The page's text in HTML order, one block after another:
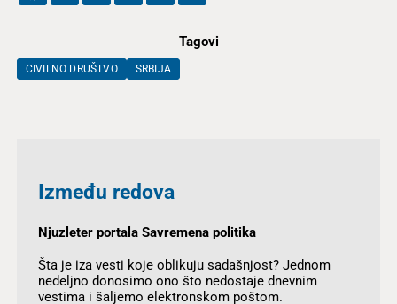
Tagovi
CIVILNO DRUŠTVO SRBIJA
Između redova
Njuzleter portala Savremena politika
Šta je iza vesti koje oblikuju sadašnjost? Jednom
nedeljno donosimo ono što nedostaje dnevnim
vestima i šaljemo elektronskom poštom.